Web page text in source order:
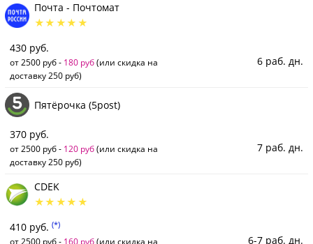
Почта - Почтомат
430 руб.
от 2500 руб - 180 руб(или скидка на
доставку 250 руб)
6 раб. дн.
Пятёрочка (5post)
370 руб.
от 2500 руб - 120 руб(или скидка на
доставку 250 руб)
7 раб. дн.
CDEK
410 руб. (*)
от 2500 руб - 160 руб(или скидка на
6-7 раб. дн.